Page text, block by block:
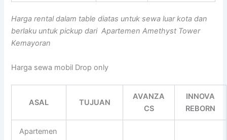
Harga rental dalam table diatas untuk sewa luar kota dan
berlaku untuk pickup dari Apartemen Amethyst Tower
Kemayoran
Harga sewa mobil Drop only
ASAL TUJUAN
AVANZA
CS
INNOVA
REBORN
Apartemen